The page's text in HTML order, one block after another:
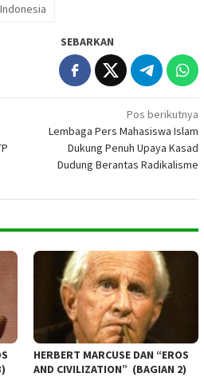
SEBARKAN
Pos berikutnya
Lembaga Pers Mahasiswa Islam
Dukung Penuh Upaya Kasad
Dudung Berantas Radikalisme
HERBERT MARCUSE DAN “EROS
AND CIVILIZATION” (BAGIAN 2)